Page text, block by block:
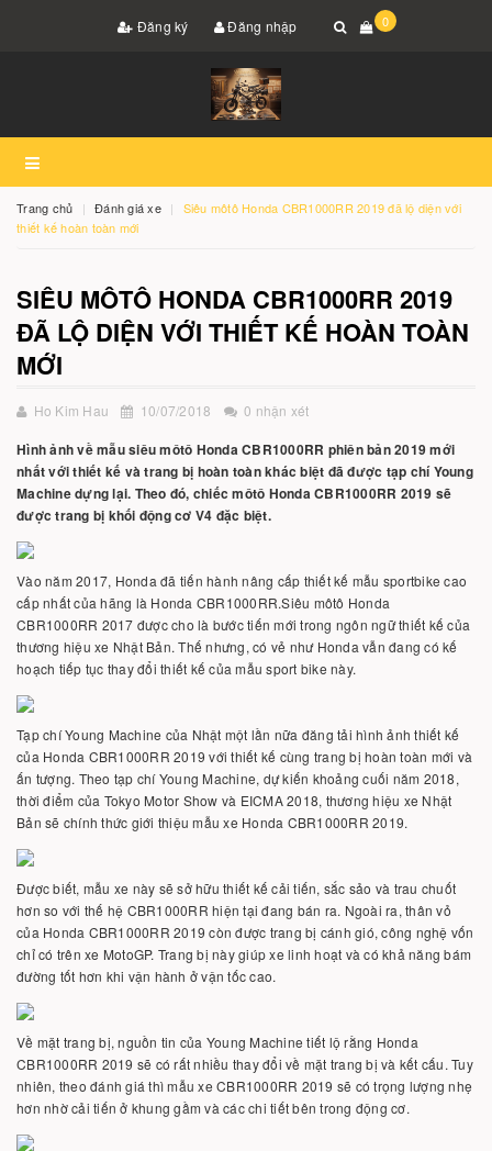
Đăng ký Đăng nhập 0
Trang chủ Đánh giá xe
Siêu môtô Honda CBR1000RR 2019 đã lộ diện với
thiết kế hoàn toàn mới
SIÊU MÔTÔ HONDA CBR1000RR 2019
ĐÃ LỘ DIỆN VỚI THIẾT KẾ HOÀN TOÀN
MỚI
Ho Kim Hau 10/07/2018 0 nhận xét
Hình ảnh về mẫu siêu môtô Honda CBR1000RR phiên bản 2019 mới
nhất với thiết kế và trang bị hoàn toàn khác biệt đã được tạp chí Young
Machine dựng lại. Theo đó, chiếc môtô Honda CBR1000RR 2019 sẽ
được trang bị khối động cơ V4 đặc biệt.
Vào năm 2017, Honda đã tiến hành nâng cấp thiết kế mẫu sportbike cao
cấp nhất của hãng là Honda CBR1000RR.Siêu môtô Honda
CBR1000RR 2017 được cho là bước tiến mới trong ngôn ngữ thiết kế của
thương hiệu xe Nhật Bản. Thế nhưng, có vẻ như Honda vẫn đang có kế
hoạch tiếp tục thay đổi thiết kế của mẫu sport bike này.
Tạp chí Young Machine của Nhật một lần nữa đăng tải hình ảnh thiết kế
của Honda CBR1000RR 2019 với thiết kế cùng trang bị hoàn toàn mới và
ấn tượng. Theo tạp chí Young Machine, dự kiến khoảng cuối năm 2018,
thời điểm của Tokyo Motor Show và EICMA 2018, thương hiệu xe Nhật
Bản sẽ chính thức giới thiệu mẫu xe Honda CBR1000RR 2019.
Được biết, mẫu xe này sẽ sở hữu thiết kế cải tiến, sắc sảo và trau chuốt
hơn so với thế hệ CBR1000RR hiện tại đang bán ra. Ngoài ra, thân vỏ
của Honda CBR1000RR 2019 còn được trang bị cánh gió, công nghệ vốn
chỉ có trên xe MotoGP. Trang bị này giúp xe linh hoạt và có khả năng bám
đường tốt hơn khi vận hành ở vận tốc cao.
Về mặt trang bị, nguồn tin của Young Machine tiết lộ rằng Honda
CBR1000RR 2019 sẽ có rất nhiều thay đổi về mặt trang bị và kết cấu. Tuy
nhiên, theo đánh giá thì mẫu xe CBR1000RR 2019 sẽ có trọng lượng nhẹ
hơn nhờ cải tiến ở khung gầm và các chi tiết bên trong động cơ.